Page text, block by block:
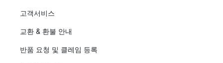
고객서비스
교환 & 환불 안내
반품 요청 및 클레임 등록